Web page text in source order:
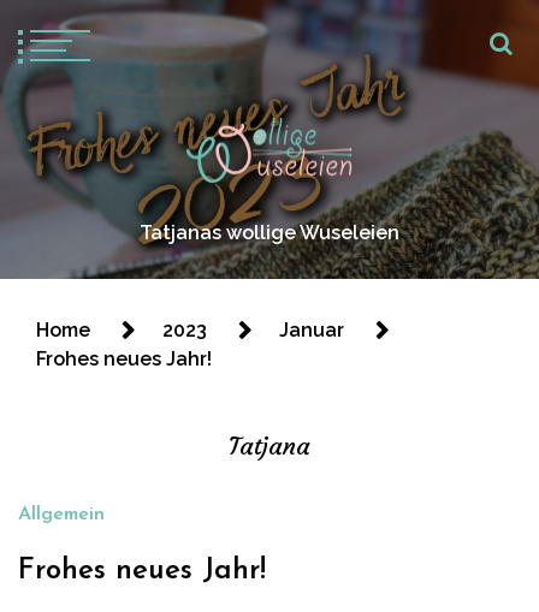
Tatjanas wollige Wuseleien
Home 2023
Januar
Frohes neues Jahr!
Tatjana
Allgemein
Frohes neues Jahr!